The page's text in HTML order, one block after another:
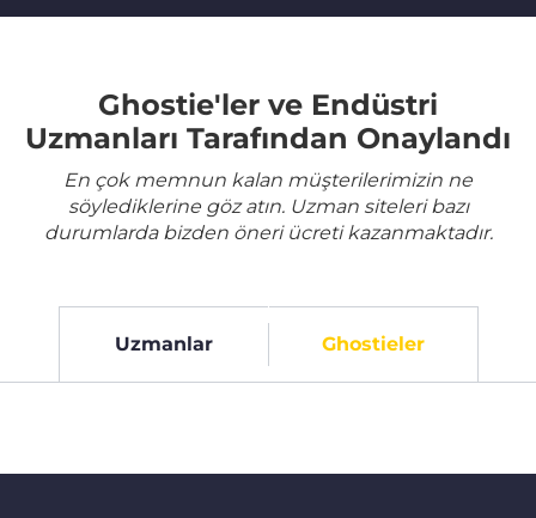
Ghostie'ler ve Endüstri
Uzmanları Tarafından Onaylandı
En çok memnun kalan müşterilerimizin ne
söylediklerine göz atın. Uzman siteleri bazı
durumlarda bizden öneri ücreti kazanmaktadır.
Uzmanlar Ghostieler